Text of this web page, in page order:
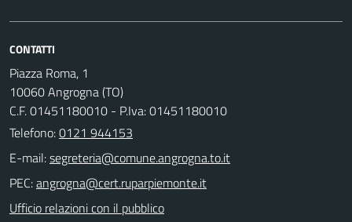
CONTATTI
Piazza Roma, 1
10060 Angrogna (TO)
C.F. 01451180010 - P.Iva: 01451180010
Telefono:0121 944153
E-mail:
PEC:
Ufficio relazioni con il pubblico